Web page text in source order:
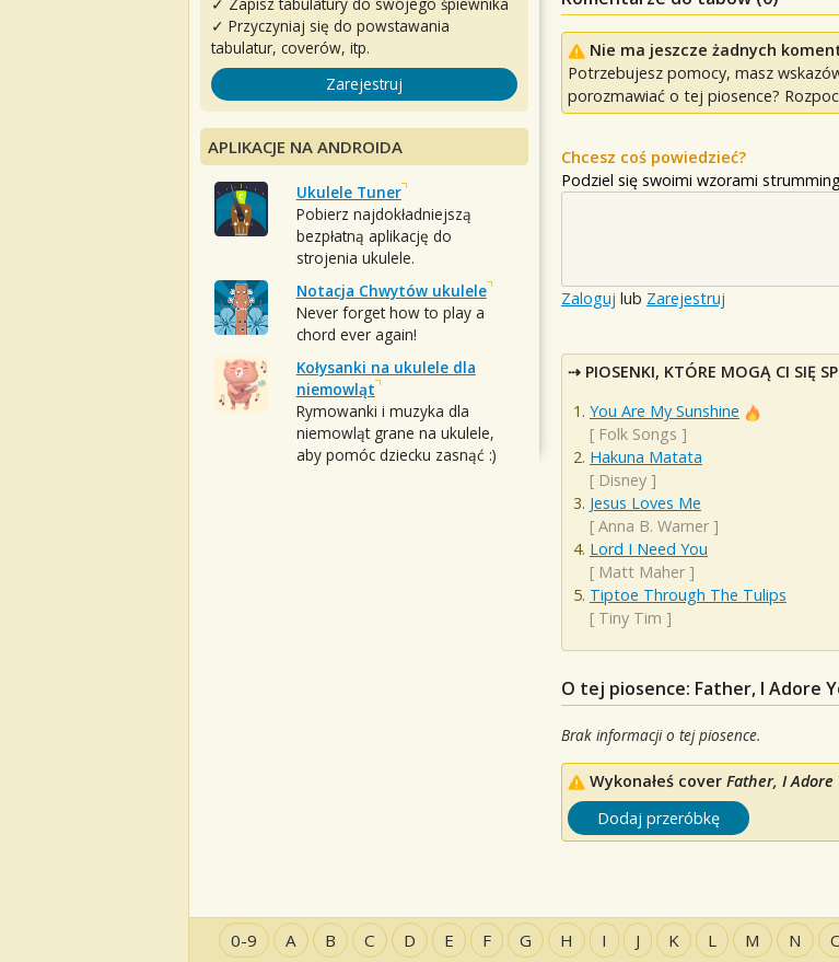
Nie ma jeszcze żadnych
Potrzebujesz pomocy, masz
porozmawiać o tej piosence?
Chcesz coś powiedzieć?
Podziel się swoimi wzorami
Zaloguj lub Zarejestruj
PIOSENKI, KTÓRE MOGĄ CI SIĘ
You Are My Sunshine
[ Folk Songs ]
Hakuna Matata
[ Disney ]
Jesus Loves Me
[ Anna B. Warner ]
Lord I Need You
[ Matt Maher ]
Tiptoe Through The Tulips
[ Tiny Tim ]
O tej piosence: Father, I Adore
Brak informacji o tej piosence.
Wykonałeś cover Father, I Adore
Dodaj przeróbkę
✓ Przyczyniaj się do powstawania
tabulatur, coverów, itp.
Zarejestruj
APLIKACJE NA ANDROIDA
Ukulele Tuner
Pobierz najdokładniejszą
bezpłatną aplikację do
strojenia ukulele.
Notacja Chwytów ukulele
Never forget how to play a
chord ever again!
Kołysanki na ukulele dla
niemowląt
Rymowanki i muzyka dla
niemowląt grane na ukulele,
aby pomóc dziecku zasnąć :)
0-9 A B C D E F G H I J K L M N